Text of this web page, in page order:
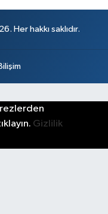
Her hakkı saklıdır.
Gizlilik